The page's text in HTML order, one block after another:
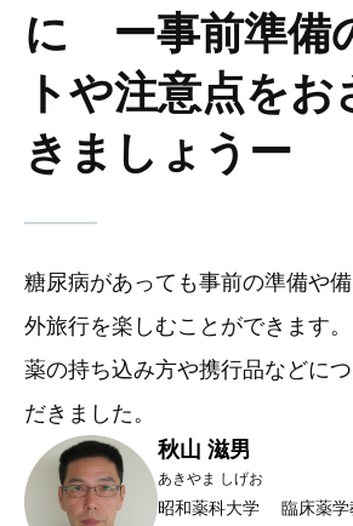
に ー事前準備
トや注意点を
きましょうー
糖尿病があっても事前の準備や
外旅行を楽しむことができます
薬の持ち込み方や携行品などに
だきました。
秋山 滋男
あきやま しげお
昭和薬科大学 臨床薬学